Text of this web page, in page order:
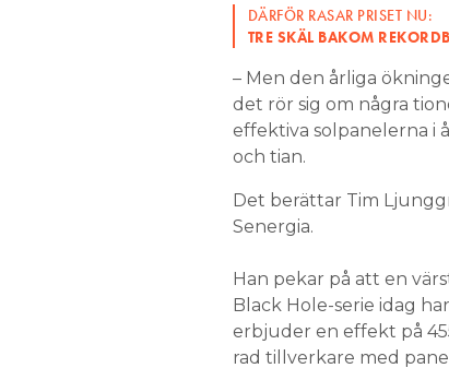
DÄRFÖR RASAR PRISET NU:
TRE SKÄL BAKOM
– Men den årliga
det rör sig om några
effektiva solpanelerna i
och tian.
Det berättar Tim
Senergia.
Han pekar på att en
Black Hole-serie idag
erbjuder en effekt på
rad tillverkare med